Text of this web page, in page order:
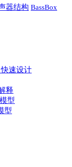
器结构 BassBox
速设计
释
型
型